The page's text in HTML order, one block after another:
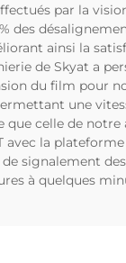
par la
des
ainsi la
de Skyat a
du film pour
une
que celle de notre
avec la
signalement
à quelques